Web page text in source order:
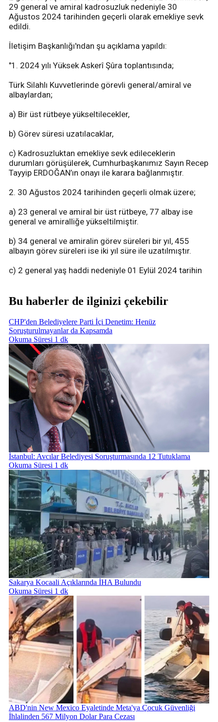
29 general ve amiral kadrosuzluk nedeniyle 30
Ağustos 2024 tarihinden geçerli olarak emekliye sevk
edildi.
İletişim Başkanlığı'ndan şu açıklama yapıldı:
"1. 2024 yılı Yüksek Askerî Şûra toplantısında;
Türk Silahlı Kuvvetlerinde görevli general/amiral ve
albaylardan;
a) Bir üst rütbeye yükseltilecekler,
b) Görev süresi uzatılacaklar,
c) Kadrosuzluktan emekliye sevk edileceklerin
durumları görüşülerek, Cumhurbaşkanımız Sayın Recep
Tayyip ERDOĞAN’ın onayı ile karara bağlanmıştır.
2. 30 Ağustos 2024 tarihinden geçerli olmak üzere;
a) 23 general ve amiral bir üst rütbeye, 77 albay ise
general ve amiralliğe yükseltilmiştir.
b) 34 general ve amiralin görev süreleri bir yıl, 455
albayın görev süreleri ise iki yıl süre ile uzatılmıştır.
c) 2 general yaş haddi nedeniyle 01 Eylül 2024 tarihin
Bu haberler de ilginizi çekebilir
CHP'den Belediyelere Parti İçi Denetim: Henüz
Soruşturulmayanlar da Kapsamda
Okuma Süresi 1 dk
İstanbul: Avcılar Belediyesi Soruşturmasında 12 Tutuklama
Okuma Süresi 1 dk
Sakarya Kocaali Açıklarında İHA Bulundu
Okuma Süresi 1 dk
ABD'nin New Mexico Eyaletinde Meta'ya Çocuk Güvenliği
İhlalinden 567 Milyon Dolar Para Cezası